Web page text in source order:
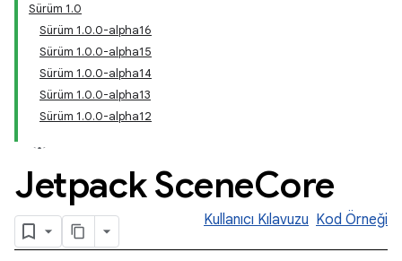
Sürüm 1.0
Sürüm 1.0.0-alpha16
Sürüm 1.0.0-alpha15
Sürüm 1.0.0-alpha14
Sürüm 1.0.0-alpha13
Sürüm 1.0.0-alpha12
Jetpack SceneCore
Kullanıcı Kılavuzu Kod Örneği